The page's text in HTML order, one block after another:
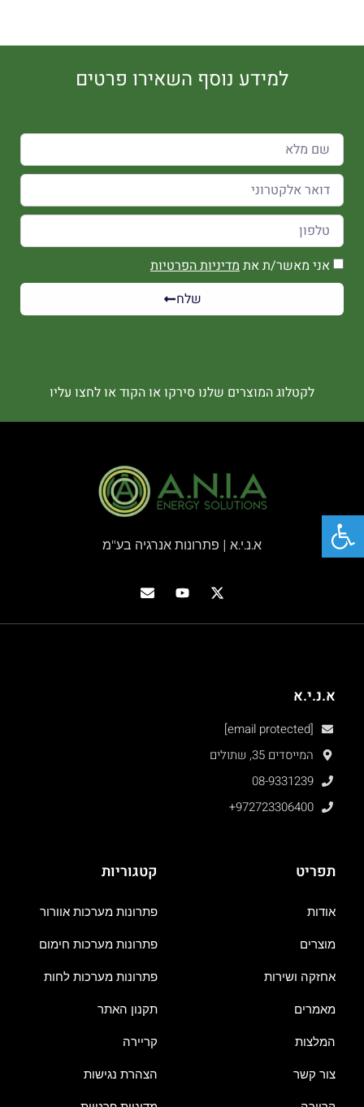
למידע נוסף השאירו פרטים
אני מאשר/ת את מדיניות הפרטיות
שלח
לקטלוג המוצרים שלנו סירקו או הקוד או לחצו עליו
א.נ.י.א | פתרונות אנרגיה בע"מ
א.נ.י.א
[email protected]
המייסדים 35, שתולים
08-9331239
+972723306400
תפריט
אודות
מוצרים
אחזקה ושירות
מאמרים
המלצות
צור קשר
קטגוריות
פתרונות מערכות אוורור
פתרונות מערכות חימום
פתרונות מערכות לחות
תקנון האתר
קריירה
הצהרת נגישות
פתח סרגל נגישות